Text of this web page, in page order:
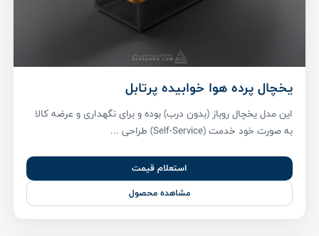
یخچال پرده هوا خوابیده پرتابل
این مدل یخچال روباز (بدون درب) بوده و برای نگهداری و عرضه کالا
به صورت خود خدمت (Self-Service) طراحی ...
استعلام قیمت
مشاهده محصول